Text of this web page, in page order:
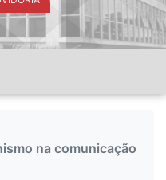
na comunicação